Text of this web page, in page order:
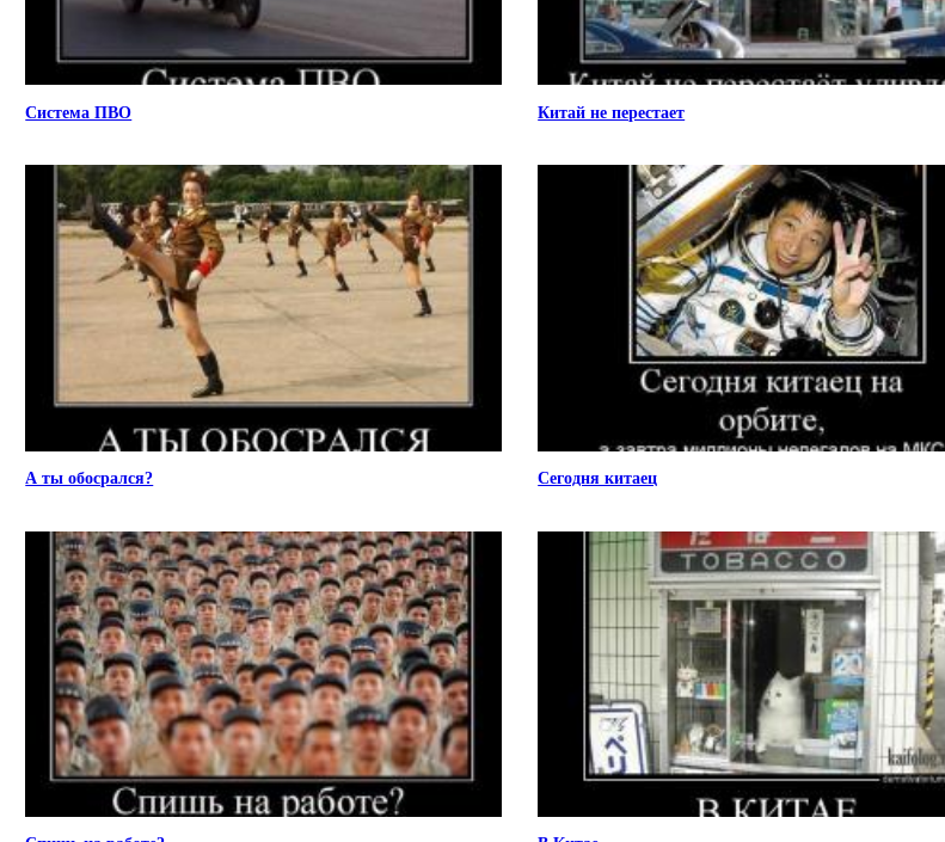
Система ПВО Китай не перестает
А ты обосрался? Сегодня китаец